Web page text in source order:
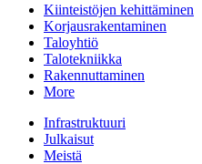
Kiinteistöjen kehittäminen
Korjausrakentaminen
Taloyhtiö
Talotekniikka
Rakennuttaminen
More
Infrastruktuuri
Julkaisut
Meistä